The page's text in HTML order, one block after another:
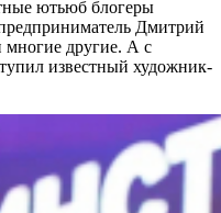
ютьюб блогеры
Дмитрий
многие другие. А с
известный художник-